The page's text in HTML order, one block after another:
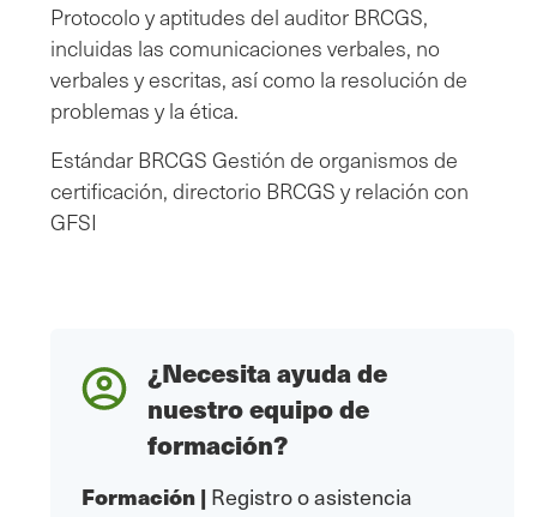
Protocolo y aptitudes del auditor BRCGS,
incluidas las comunicaciones verbales, no
verbales y escritas, así como la resolución de
problemas y la ética.
Estándar BRCGS Gestión de organismos de
certificación, directorio BRCGS y relación con
GFSI
¿Necesita ayuda de
nuestro equipo de
formación?
Formación| Registro o asistencia